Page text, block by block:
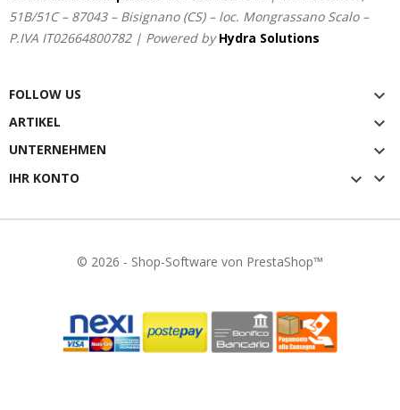
51B/51C – 87043 – Bisignano (CS) – loc. Mongrassano Scalo –
P.IVA IT02664800782 | Powered byHydra Solutions
FOLLOW US 
ARTIKEL 
UNTERNEHMEN


IHR KONTO 
© 2026 - Shop-Software von PrestaShop™